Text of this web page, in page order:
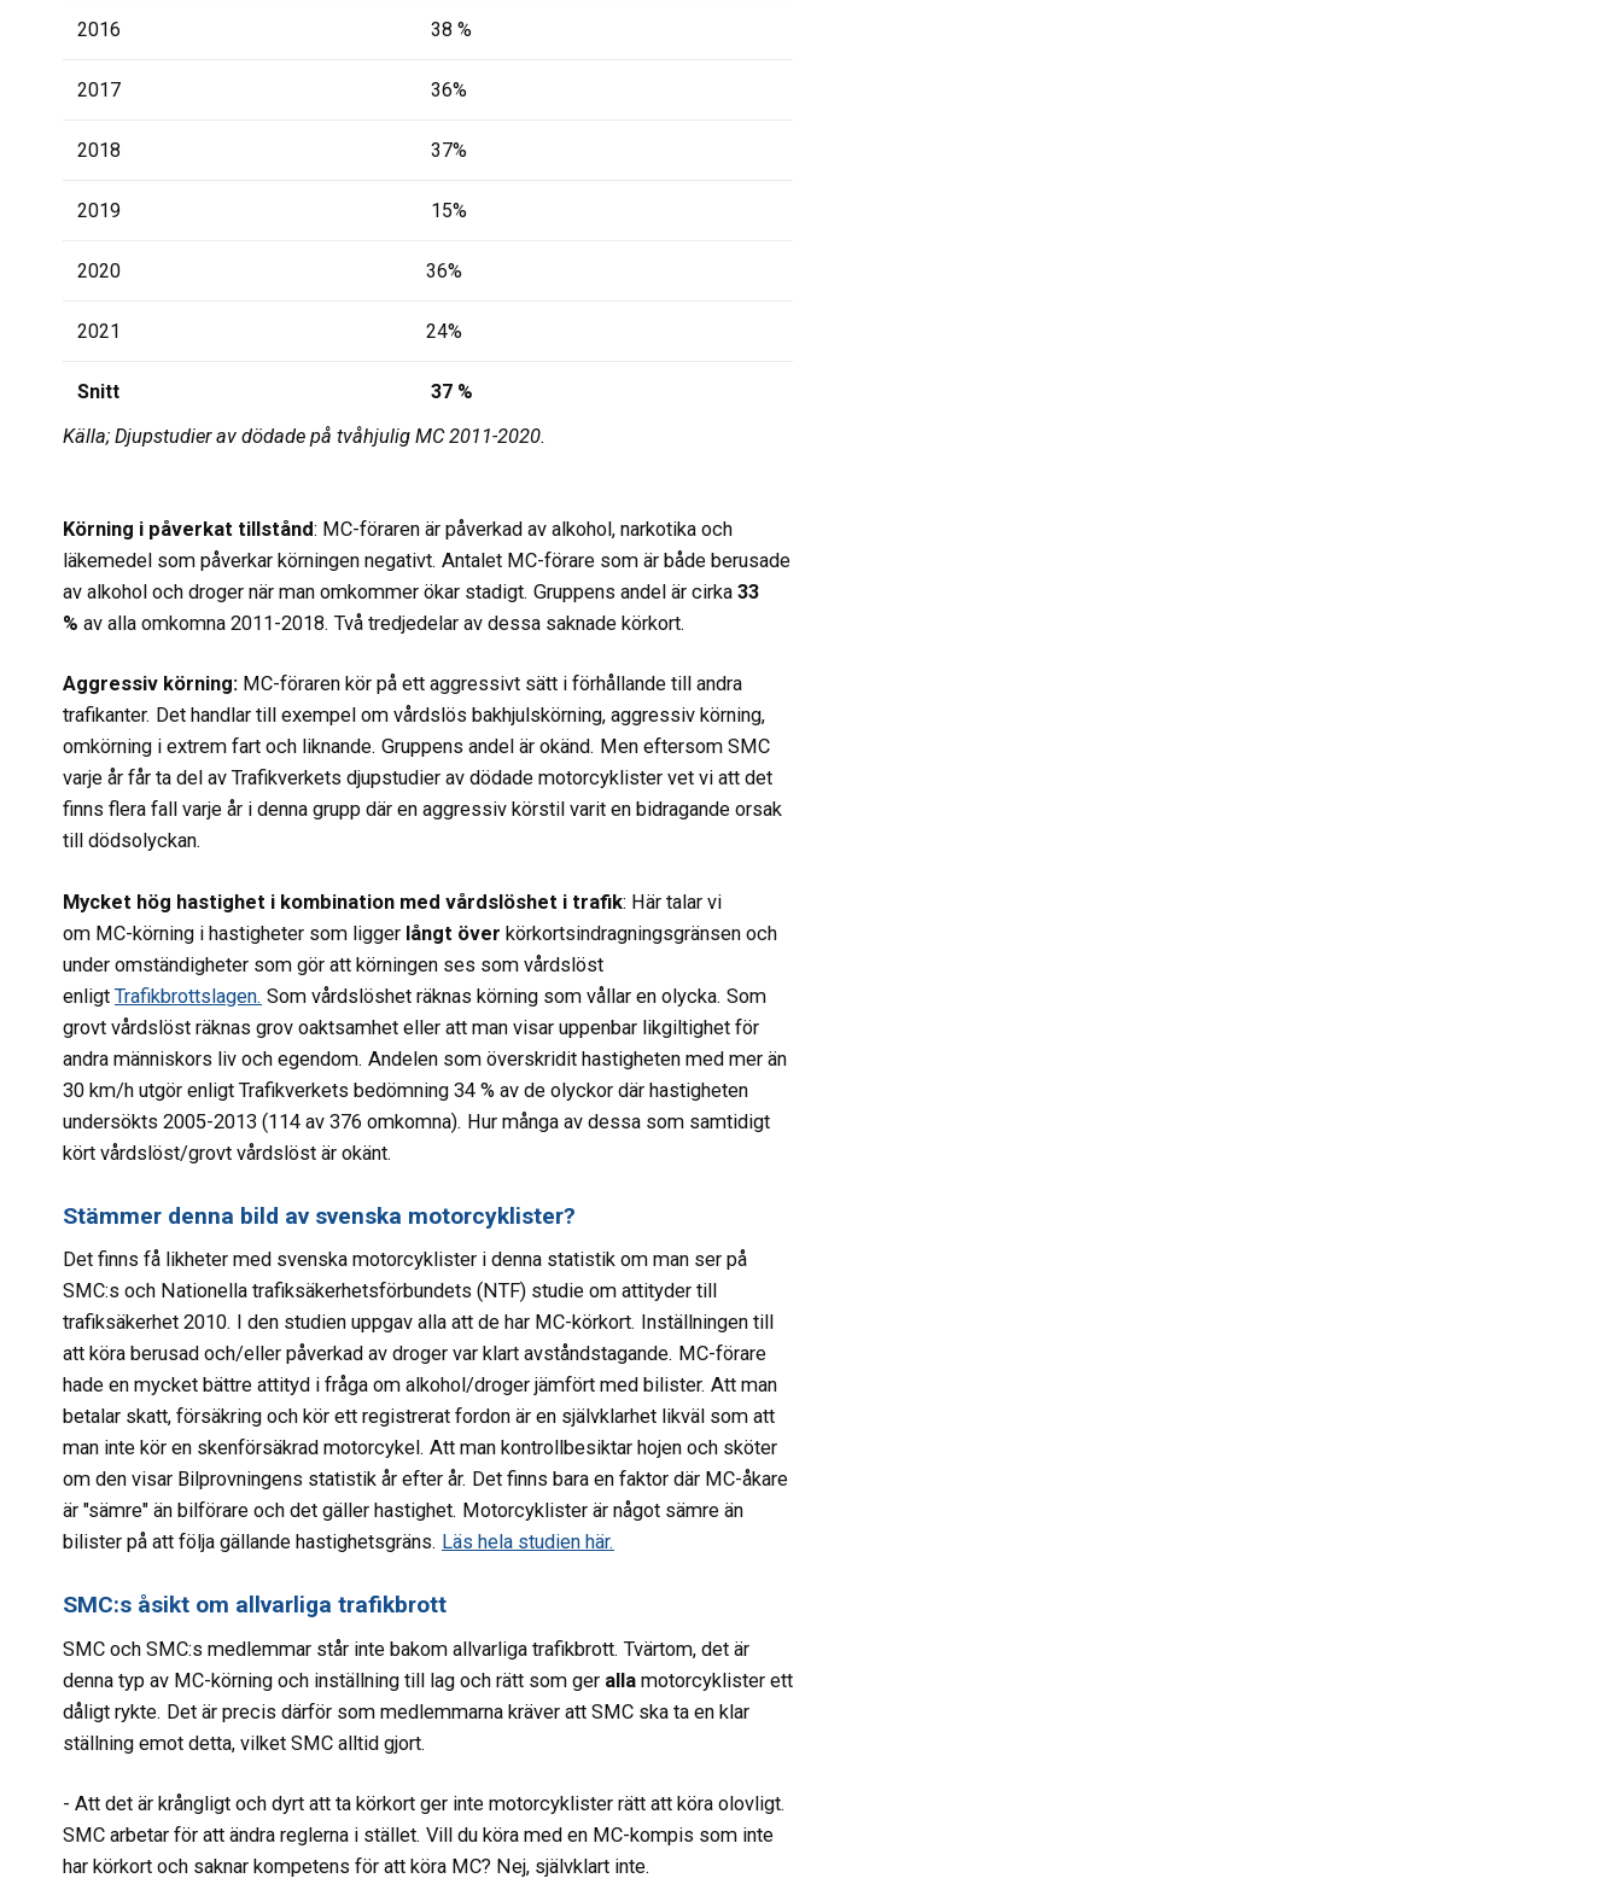
2016 38 %
2017 36%
2018 37%
2019 15%
2020 36%
2021 24%
Snitt
37 %
Källa; Djupstudier av dödade på tvåhjulig MC 2011-2020.
Körning i påverkat tillstånd: MC-föraren är påverkad av alkohol, narkotika och
läkemedel som påverkar körningen negativt. Antalet MC-förare som är både berusade
av alkohol och droger när man omkommer ökar stadigt. Gruppens andel är cirka 33
% av alla omkomna 2011-2018. Två tredjedelar av dessa saknade körkort.
Aggressiv körning: MC-föraren kör på ett aggressivt sätt i förhållande till andra
trafikanter. Det handlar till exempel om vårdslös bakhjulskörning, aggressiv körning,
omkörning i extrem fart och liknande. Gruppens andel är okänd. Men eftersom SMC
varje år får ta del av Trafikverkets djupstudier av dödade motorcyklister vet vi att det
finns flera fall varje år i denna grupp där en aggressiv körstil varit en bidragande orsak
till dödsolyckan.
Mycket hög hastighet i kombination med vårdslöshet i trafik: Här talar vi
om MC-körning i hastigheter som ligger långt över körkortsindragningsgränsen och
under omständigheter som gör att körningen ses som vårdslöst
enligt Trafikbrottslagen. Som vårdslöshet räknas körning som vållar en olycka. Som
grovt vårdslöst räknas grov oaktsamhet eller att man visar uppenbar likgiltighet för
andra människors liv och egendom. Andelen som överskridit hastigheten med mer än
30 km/h utgör enligt Trafikverkets bedömning 34 % av de olyckor där hastigheten
undersökts 2005-2013 (114 av 376 omkomna). Hur många av dessa som samtidigt
kört vårdslöst/grovt vårdslöst är okänt.
Stämmer denna bild av svenska motorcyklister?
Det finns få likheter med svenska motorcyklister i denna statistik om man ser på
SMC:s och Nationella trafiksäkerhetsförbundets (NTF) studie om attityder till
trafiksäkerhet 2010. I den studien uppgav alla att de har MC-körkort. Inställningen till
att köra berusad och/eller påverkad av droger var klart avståndstagande. MC-förare
hade en mycket bättre attityd i fråga om alkohol/droger jämfört med bilister. Att man
betalar skatt, försäkring och kör ett registrerat fordon är en självklarhet likväl som att
man inte kör en skenförsäkrad motorcykel. Att man kontrollbesiktar hojen och sköter
om den visar Bilprovningens statistik år efter år. Det finns bara en faktor där MC-åkare
är "sämre" än bilförare och det gäller hastighet. Motorcyklister är något sämre än
bilister på att följa gällande hastighetsgräns. Läs hela studien här.
SMC:s åsikt om allvarliga trafikbrott
SMC och SMC:s medlemmar står inte bakom allvarliga trafikbrott. Tvärtom, det är
denna typ av MC-körning och inställning till lag och rätt som ger alla motorcyklister ett
dåligt rykte. Det är precis därför som medlemmarna kräver att SMC ska ta en klar
ställning emot detta, vilket SMC alltid gjort.
- Att det är krångligt och dyrt att ta körkort ger inte motorcyklister rätt att köra olovligt.
SMC arbetar för att ändra reglerna i stället. Vill du köra med en MC-kompis som inte
har körkort och saknar kompetens för att köra MC? Nej, självklart inte.